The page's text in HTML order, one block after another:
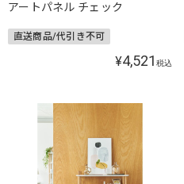
アートパネル チェック
直送商品/代引き不可
¥4,521 税込